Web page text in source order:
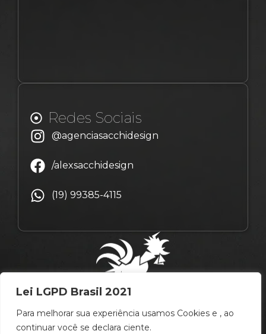
Lei LGPD Brasil 2021
Para melhorar sua experiência usamos Cookies e , ao
continuar você se declara ciente.
Redes Sociais
@agenciasacchidesign
/alexsacchidesign
(19) 99385-4115